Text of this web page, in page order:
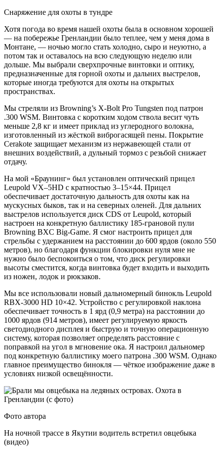
Снаряжение для охоты в тундре
Хотя погода во время нашей охоты была в основном хорошей
— на побережье Гренландии было теплее, чем у меня дома в
Монтане, — ночью могло стать холодно, сыро и неуютно, а
потом так и оставалось на всю следующую неделю или
дольше. Мы выбрали сверхпрочные винтовки и оптику,
предназначенные для горной охоты и дальних выстрелов,
которые иногда требуются для охоты на открытых
пространствах.
Мы стреляли из Browning’s X-Bolt Pro Tungsten под патрон
.300 WSM. Винтовка с коротким ходом ствола весит чуть
меньше 2,8 кг и имеет приклад из углеродного волокна,
изготовленный из жёсткой виброгасящей пены. Покрытие
Cerakote защищает механизм из нержавеющей стали от
внешних воздействий, а дульный тормоз с резьбой снижает
отдачу.
На мой «Браунинг» был установлен оптический прицел
Leupold VX–5HD с кратностью 3–15×44. Прицел
обеспечивает достаточную дальность для охоты как на
мускусных быков, так и на северных оленей. Для дальних
выстрелов используется диск CDS от Leupold, который
настроен на конкретную баллистику 185-грановой пули
Browning BXC Big-Game. Я смог настроить прицел для
стрельбы с удержанием на расстоянии до 600 ярдов (около 550
метров), но благодаря функции блокировки нуля мне не
нужно было беспокоиться о том, что диск регулировки
высоты сместится, когда винтовка будет входить и выходить
из ножен, лодок и рюкзаков.
Мы все использовали новый дальномерный бинокль Leupold
RBX-3000 HD 10×42. Устройство с регулировкой наклона
обеспечивает точность в 1 ярд (0,9 метра) на расстоянии до
1000 ярдов (914 метров), имеет регулируемую яркость
светодиодного дисплея и быструю и точную операционную
систему, которая позволяет определять расстояние с
поправкой на угол в мгновение ока. Я настроил дальномер
под конкретную баллистику моего патрона .300 WSM. Однако
главное преимущество бинокля — чёткое изображение даже в
условиях низкой освещённости.
Фото автора
На ночной трассе в Якутии водитель встретил овцебыка
(видео)